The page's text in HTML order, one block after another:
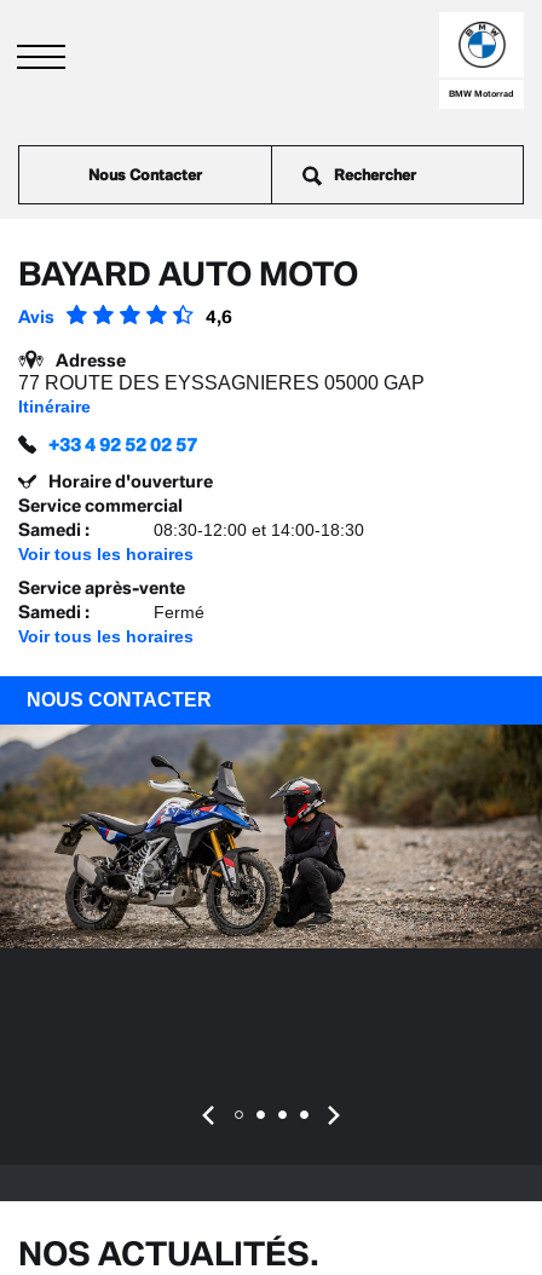
contenu
BMW Motorrad
Nous Contacter
BAYARD AUTO MOTO
Avis 4,6
Adresse
77 ROUTE DES EYSSAGNIERES 05000 GAP
Itinéraire
+33 4 92 52 02 57
Horaire d'ouverture
Service commercial
Samedi :
08:30-12:00 et 14:00-18:30
Voir tous les horaires
Service après-vente
Samedi :
Fermé
Voir tous les horaires
NOUS CONTACTER
NOS ACTUALITÉS.